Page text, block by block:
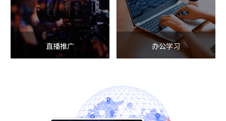
直播推广 办公学习